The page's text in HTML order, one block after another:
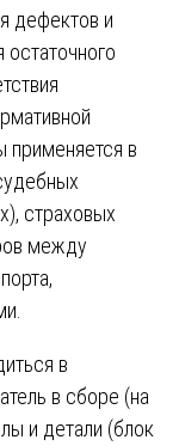
дефектов и
остаточного
применяется в
страховых
между
в
в сборе (на
и детали (блок